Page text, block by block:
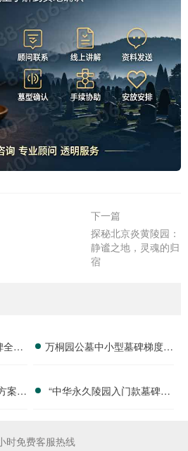
下一篇
探秘北京炎黄陵园：
静谧之地，灵魂的归
宿‌
全套
万桐园公墓中小型墓碑梯度报
解
案：
“中华永久陵园入门款墓碑亲
折：超值优惠与便捷选择的完
时免费客服热线